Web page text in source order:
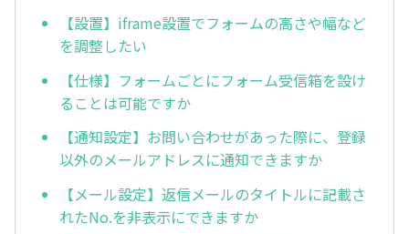
【設置】iframe設置でフォームの高さや幅など
を調整したい
【仕様】フォームごとにフォーム受信箱を設け
ることは可能ですか
【通知設定】お問い合わせがあった際に、登録
以外のメールアドレスに通知できますか
【メール設定】返信メールのタイトルに記載さ
れたNo.を非表示にできますか